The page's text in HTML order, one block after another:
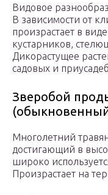
Видовое
В зависимости от
произрастает в
кустарников,
Дикорастущее
садовых и
Зверобой
Многолетний
достигающий в
широко
Произрастает на